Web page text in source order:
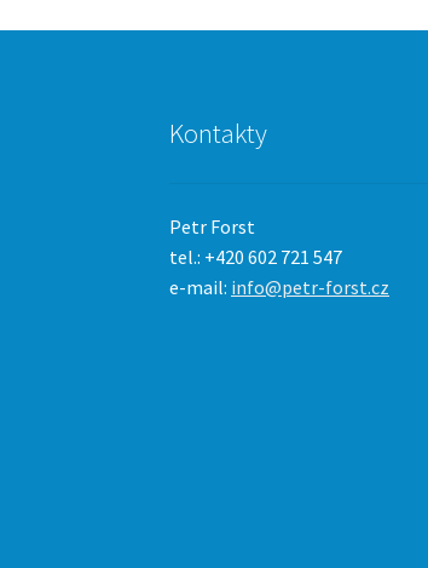
Kontakty
Petr Forst
tel.: +420 602 721 547
e-mail: info@petr-forst.cz